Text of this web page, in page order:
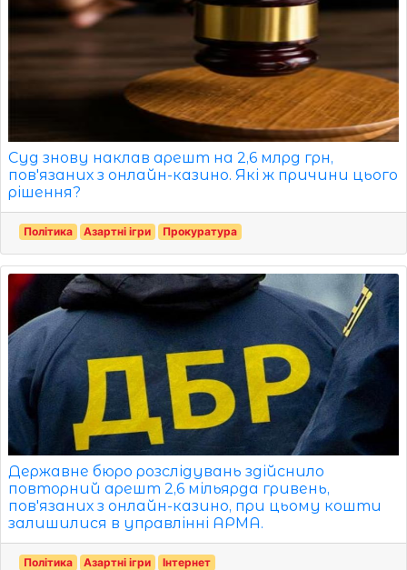
Суд знову наклав арешт на 2,6 млрд грн,
пов'язаних з онлайн-казино. Які ж причини цього
рішення?
Політика Азартні ігри Прокуратура
Державне бюро розслідувань здійснило
повторний арешт 2,6 мільярда гривень,
пов'язаних з онлайн-казино, при цьому кошти
залишилися в управлінні АРМА.
Політика Азартні ігри Інтернет